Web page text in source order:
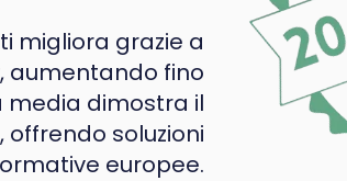
migliora grazie a
aumentando fino
media dimostra il
soluzioni
europee.